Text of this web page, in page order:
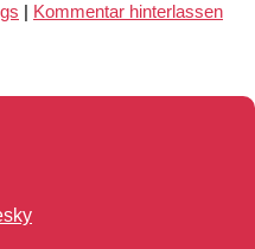
Kommentar hinterlassen